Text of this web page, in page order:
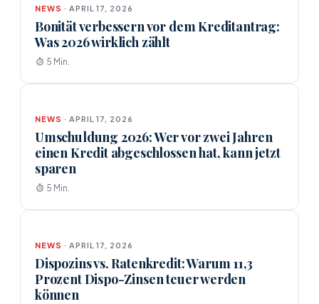
NEWS · APRIL 17, 2026
Bonität verbessern vor dem Kreditantrag:
Was 2026 wirklich zählt
5 Min.
NEWS · APRIL 17, 2026
Umschuldung 2026: Wer vor zwei Jahren
einen Kredit abgeschlossen hat, kann jetzt
sparen
5 Min.
NEWS · APRIL 17, 2026
Dispozins vs. Ratenkredit: Warum 11,3
Prozent Dispo-Zinsen teuer werden
können